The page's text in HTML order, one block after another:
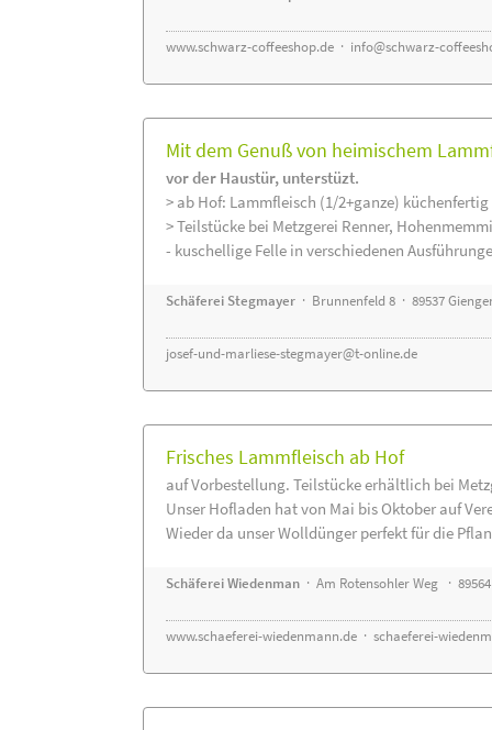
www.schwarz-coffeeshop.de · info@schwarz-
Mit dem Genuß von heimischem
vor der Haustür, unterstüzt.
> ab Hof: Lammfleisch (1/2+ganze)
> Teilstücke bei Metzgerei Renner,
- kuschellige Felle in verschiedenen
Schäferei Stegmayer · Brunnenfeld 8 · 89537
josef-und-marliese-stegmayer@t-online.de
Frisches Lammfleisch ab Hof
auf Vorbestellung. Teilstücke erhältlich bei
Unser Hofladen hat von Mai bis Oktober auf
Wieder da unser Wolldünger perfekt für die
Schäferei Wiedenman · Am Rotensohler Weg ·
www.schaeferei-wiedenmann.de · schaeferei-